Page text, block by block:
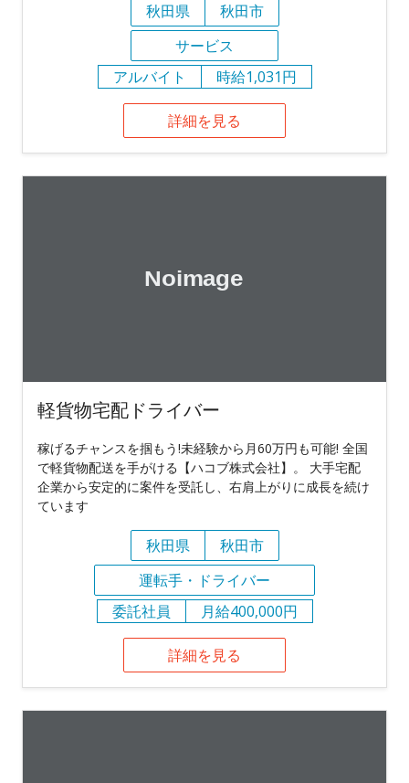
秋田県
秋田市
サービス
アルバイト
時給1,031円
詳細を見る
軽貨物宅配ドライバー
稼げるチャンスを掴もう!未経験から月60万円も可能! 全国
で軽貨物配送を手がける【ハコブ株式会社】。 大手宅配
企業から安定的に案件を受託し、右肩上がりに成長を続け
ています
秋田県
秋田市
運転手・ドライバー
委託社員
月給400,000円
詳細を見る